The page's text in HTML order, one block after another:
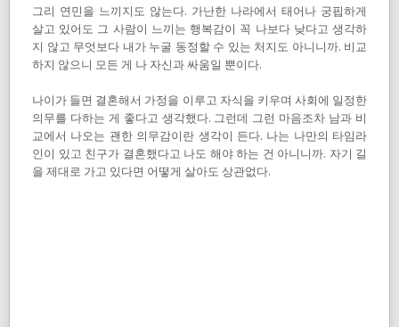
그리 연민을 느끼지도 않는다. 가난한 나라에서 태어나 궁핍하게
살고 있어도 그 사람이 느끼는 행복감이 꼭 나보다 낮다고 생각하
지 않고 무엇보다 내가 누굴 동정할 수 있는 처지도 아니니까. 비교
하지 않으니 모든 게 나 자신과 싸움일 뿐이다.
나이가 들면 결혼해서 가정을 이루고 자식을 키우며 사회에 일정한
의무를 다하는 게 좋다고 생각했다. 그런데 그런 마음조차 남과 비
교에서 나오는 괜한 의무감이란 생각이 든다. 나는 나만의 타임라
인이 있고 친구가 결혼했다고 나도 해야 하는 건 아니니까. 자기 길
을 제대로 가고 있다면 어떻게 살아도 상관없다.